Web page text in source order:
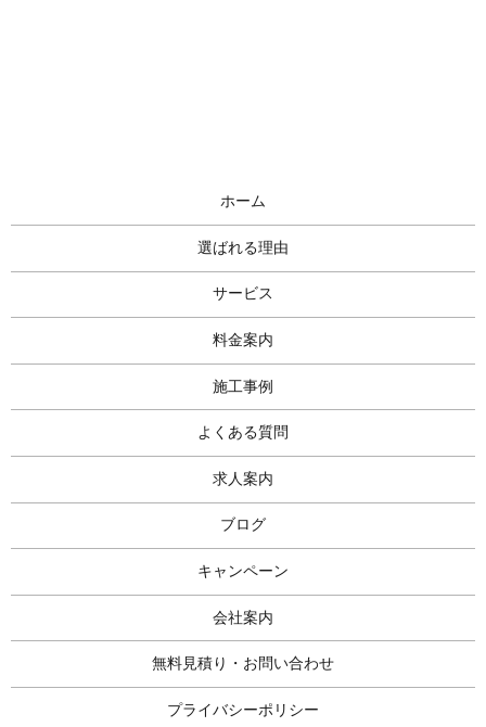
ホーム
選ばれる理由
サービス
料金案内
施工事例
よくある質問
求人案内
ブログ
キャンペーン
会社案内
無料見積り・お問い合わせ
プライバシーポリシー